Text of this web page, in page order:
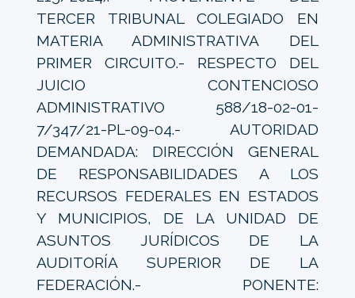
TERCER TRIBUNAL COLEGIADO EN
MATERIA ADMINISTRATIVA DEL
PRIMER CIRCUITO.- RESPECTO DEL
JUICIO CONTENCIOSO
ADMINISTRATIVO 588/18-02-01-
7/347/21-PL-09-04.- AUTORIDAD
DEMANDADA: DIRECCIÓN GENERAL
DE RESPONSABILIDADES A LOS
RECURSOS FEDERALES EN ESTADOS
Y MUNICIPIOS, DE LA UNIDAD DE
ASUNTOS JURÍDICOS DE LA
AUDITORÍA SUPERIOR DE LA
FEDERACIÓN.- PONENTE: